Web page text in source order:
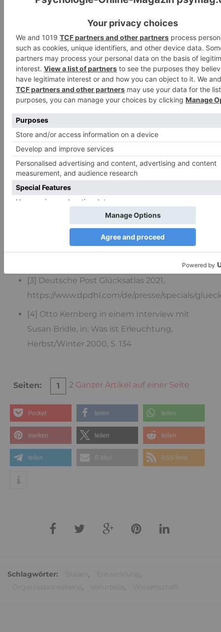
stößt uns nicht einfach nur zu, sondern wir sind oft
in der Lage es mit zu gestalten.Wir sind wir denn
nun wirklich?Das können wir auch vielfältige
Weise mitgestalten.
Quellen:
Deutschen noch? von Marzena Sicking, 12. Juni
2021, https://www.arzt-
wirtschaft.de/vermischtes/institutionen-wem-
vertrauen-die-deutschen-noch/
[2] Die Grenzen der Forschungsfreiheit – Wie
Politik und Wirtschaft die freie Forschung
gefährden, Von Matthias Becker · 23.05.2019,
https://www.deutschlandfunkkultur.de/die-
grenzen-der-forschungsfreiheit-wie-politik-
[3] Deutsche Post Glücksatlas 2021,
https://www.dpdhl.com/de/presse/specials/
[4] Otto Kernberg in einem Interview mit
Susan Bridle, in: Was ist Erleuchtung,
Herbst/Winter 2000, S. 134
Seiten: 1 2 Ganzer Artikel auf einer Seite
Pocket teilen teilen
merken teilen teilen
teilen E-Mail RSS-feed
Schlagwörter: ,
,
, ,